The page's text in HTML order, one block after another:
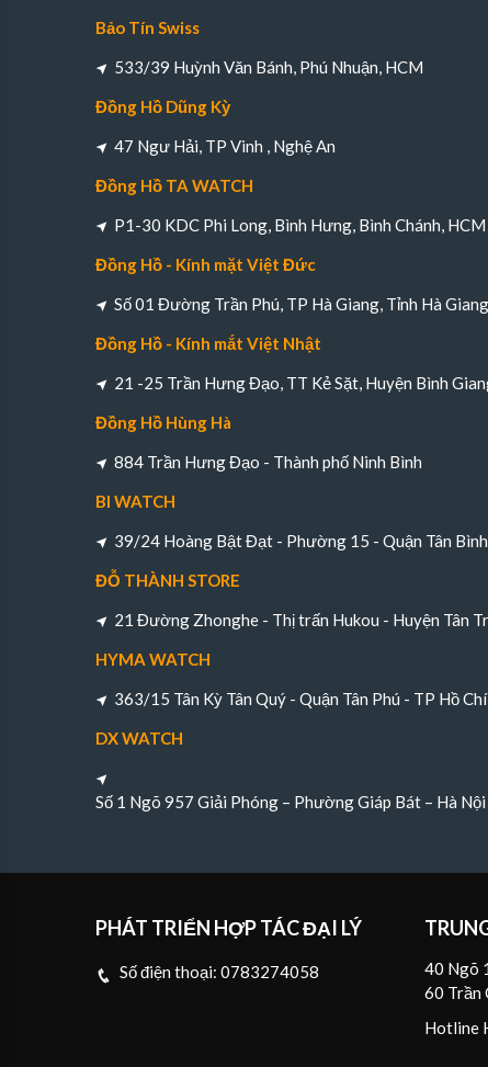
Bảo Tín Swiss
533/39 Huỳnh Văn Bánh, Phú Nhuận, HCM
Đồng Hồ Dũng Kỳ
47 Ngư Hải, TP Vinh , Nghệ An
Đồng Hồ TA WATCH
P1-30 KDC Phi Long, Bình Hưng, Bình Chánh, HCM
Đồng Hồ - Kính mặt Việt Đức
Số 01 Đường Trần Phú, TP Hà Giang, Tỉnh Hà Giang
Đồng Hồ - Kính mắt Việt Nhật
21 -25 Trần Hưng Đạo, TT Kẻ Sặt, Huyện Bình
Đồng Hồ Hùng Hà
884 Trần Hưng Đạo - Thành phố Ninh Bình
BI WATCH
39/24 Hoàng Bật Đạt - Phường 15 - Quận Tân
ĐỖ THÀNH STORE
21 Đường Zhonghe - Thị trấn Hukou - Huyện Tân
HYMA WATCH
363/15 Tân Kỳ Tân Quý - Quận Tân Phú - TP Hồ
DX WATCH
Số 1 Ngõ 957 Giải Phóng – Phường Giáp Bát – Hà Nội
PHÁT TRIỂN HỢP TÁC ĐẠI LÝ
Số điện thoại: 0783274058
40 Ngõ
60 Trần
Hotline